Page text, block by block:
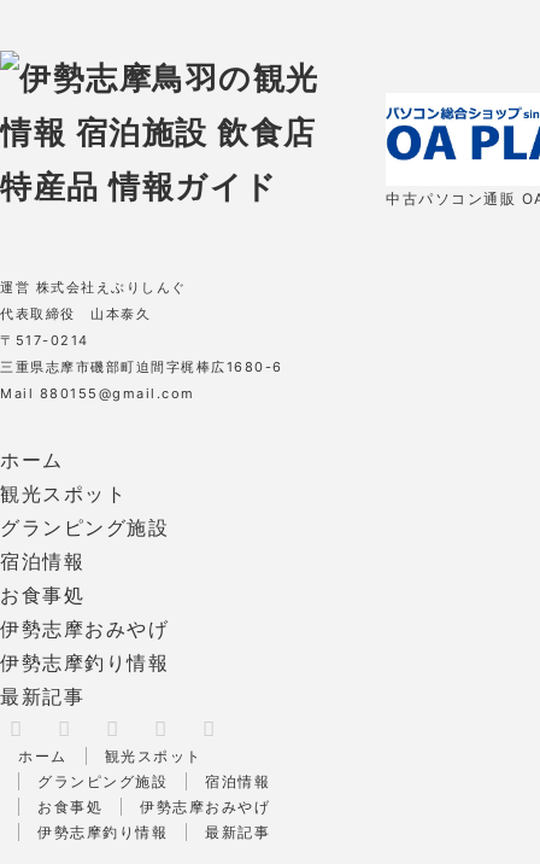
中古パソコン通販
運営 株式会社えぶりしんぐ
代表取締役 山本泰久
〒517-0214
三重県志摩市磯部町迫間字梶棒広1680-6
Mail 880155@gmail.com
ホーム
観光スポット
グランピング施設
宿泊情報
お食事処
伊勢志摩おみやげ
伊勢志摩釣り情報
最新記事
FacebookInstagramPinterest
RSS
ホーム
観光スポット
グランピング施設
宿泊情報
お食事処
伊勢志摩おみやげ
伊勢志摩釣り情報
最新記事